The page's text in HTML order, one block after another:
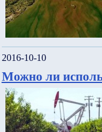
2016-10-10
Можно ли